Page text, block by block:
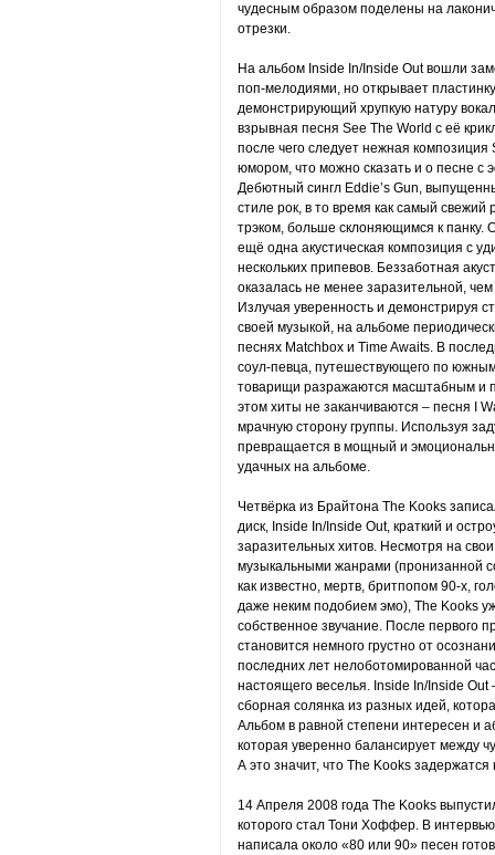
чудесным образом поделены на
отрезки.
На альбом Inside In/Inside Out вошли
поп-мелодиями, но открывает
демонстрирующий хрупкую натуру
взрывная песня See The World с её
после чего следует нежная
юмором, что можно сказать и о песне
Дебютный сингл Eddie’s Gun,
стиле рок, в то время как самый свежий
трэком, больше склоняющимся к панку.
ещё одна акустическая композиция с
нескольких припевов. Беззаботная
оказалась не менее заразительной,
Излучая уверенность и демонстрируя
своей музыкой, на альбоме
песнях Matchbox и Time Awaits. В
соул-певца, путешествующего по
товарищи разражаются масштабным и
этом хиты не заканчиваются – песня I
мрачную сторону группы. Используя
превращается в мощный и
удачных на альбоме.
Четвёрка из Брайтона The Kooks
диск, Inside In/Inside Out, краткий и
заразительных хитов. Несмотря на
музыкальными жанрами (пронизанной
как известно, мертв, бритпопом 90-х,
даже неким подобием эмо), The Kooks
собственное звучание. После первого
становится немного грустно от
последних лет нелоботомированной
настоящего веселья. Inside In/Inside Out
сборная солянка из разных идей,
Альбом в равной степени интересен и
которая уверенно балансирует между
А это значит, что The Kooks задержатся
14 Апреля 2008 года The Kooks
которого стал Тони Хоффер. В
написала около «80 или 90» песен